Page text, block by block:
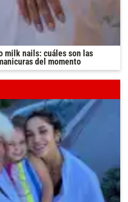
milk nails: cuáles son las
del momento